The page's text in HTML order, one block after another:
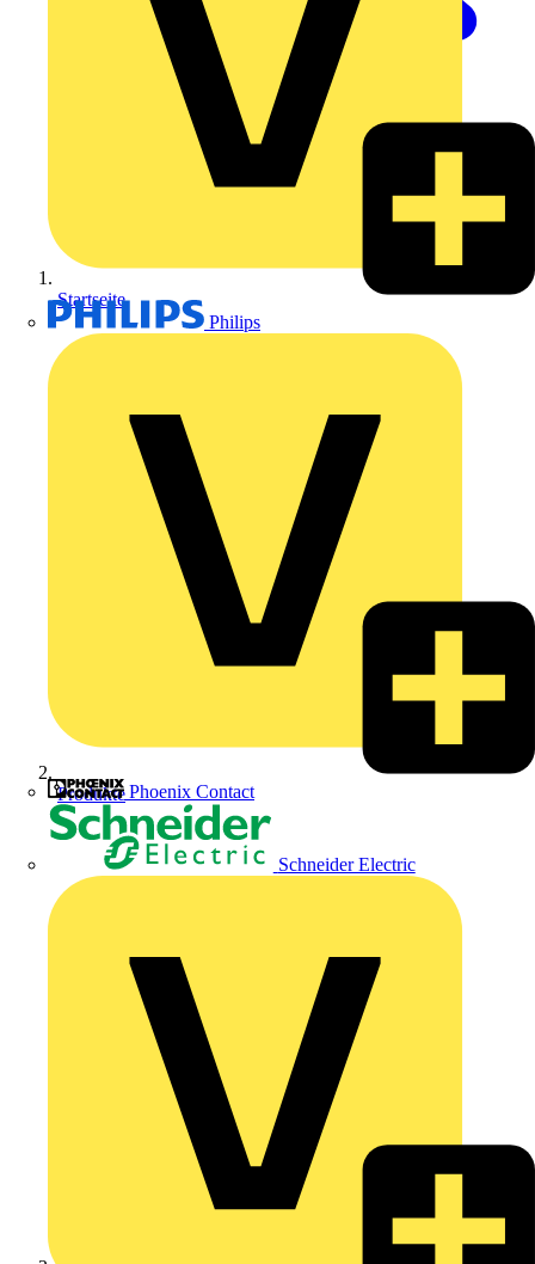
Philips
Phoenix Contact
Schneider Electric
Startseite
Produkte